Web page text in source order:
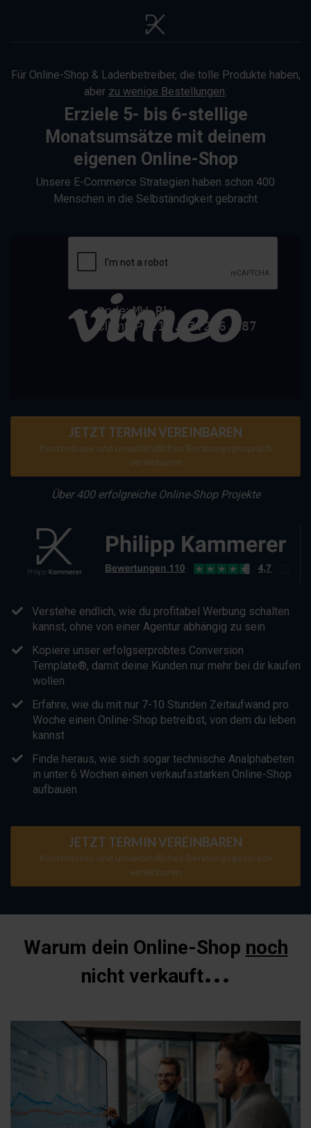
Für Online-Shop & Ladenbetreiber, die tolle Produkte haben,
aber zu wenige Bestellungen:
Erziele 5- bis 6-stellige
Monatsumsätze mit deinem
eigenen Online-Shop
Unsere E-Commerce Strategien haben schon 400
Menschen in die Selbständigkeit gebracht
JETZT TERMIN VEREINBAREN
Kostenloses und unverbindliches Beratungsgespräch
vereinbaren
Über 400 erfolgreiche Online-Shop Projekte
​Verstehe endlich, wie du profitabel Werbung schalten
kannst, ohne von einer Agentur abhängig zu sein
​Kopiere unser erfolgserprobtes Conversion
Template®, damit deine Kunden nur mehr bei dir kaufen
wollen
​Erfahre, wie du mit nur 7-10 Stunden Zeitaufwand pro
Woche einen Online-Shop betreibst, von dem du leben
kannst
Finde heraus, wie sich sogar technische Analphabeten
in unter 6 Wochen einen verkaufsstarken Online-Shop
aufbauen
JETZT TERMIN VEREINBAREN
Kostenloses und unverbindliches Beratungsgespräch
vereinbaren
Warum dein Online-Shop noch
nicht verkauft...